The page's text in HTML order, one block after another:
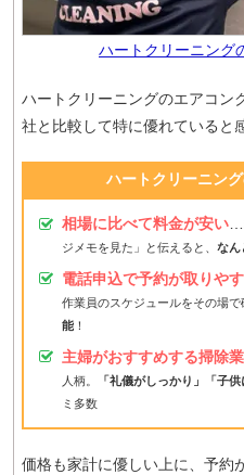
ハートクリーニング
ハートクリーニングのエアコン
社と比較して特に優れていると
ハートクリーニン
相場に比べて料金が安い…
ジメモを見た」と伝えると、 なん
電話申込で予約が取りや
作業員のスケジュールをその場
能！
主婦がおすすめする掃除
人柄。
「礼儀がしっかり」「子
ミ多数
価格も家計に優しい上に、予約